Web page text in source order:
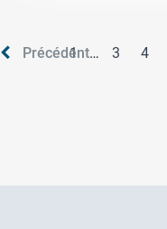
Précédent
1 … 3 4